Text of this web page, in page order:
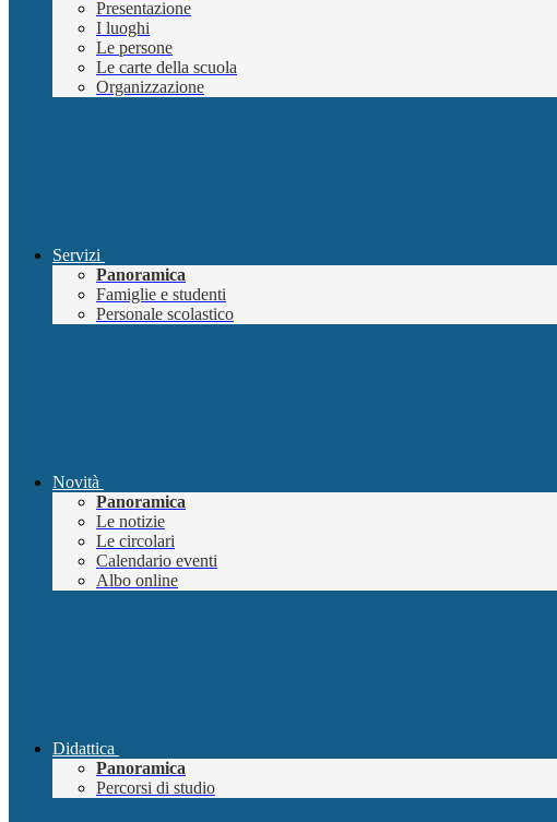
Presentazione
I luoghi
Le persone
Le carte della scuola
Organizzazione
Servizi
Panoramica
Famiglie e studenti
Personale scolastico
Novità
Panoramica
Le notizie
Le circolari
Calendario eventi
Albo online
Didattica
Panoramica
Percorsi di studio